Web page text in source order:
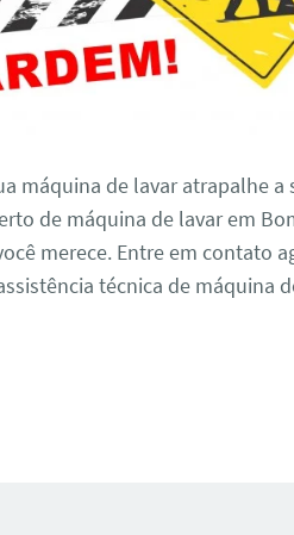
máquina de lavar atrapalhe a
de máquina de lavar em
merece. Entre em contato
técnica de máquina